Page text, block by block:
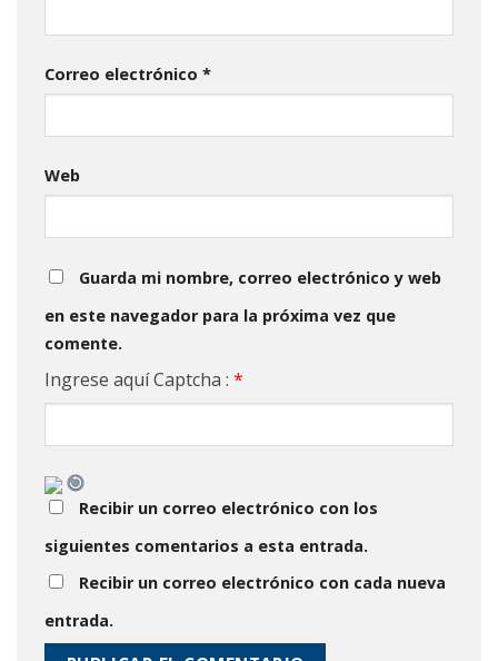
Correo electrónico *
Web
Guarda mi nombre, correo electrónico y web
en este navegador para la próxima vez que
comente.
Ingrese aquí Captcha : *
Recibir un correo electrónico con los
siguientes comentarios a esta entrada.
Recibir un correo electrónico con cada nueva
entrada.